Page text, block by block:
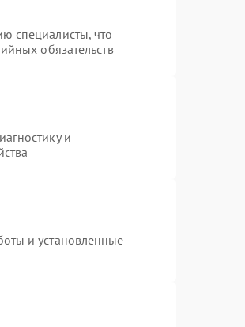
специалисты, что
обязательств
и
и установленные